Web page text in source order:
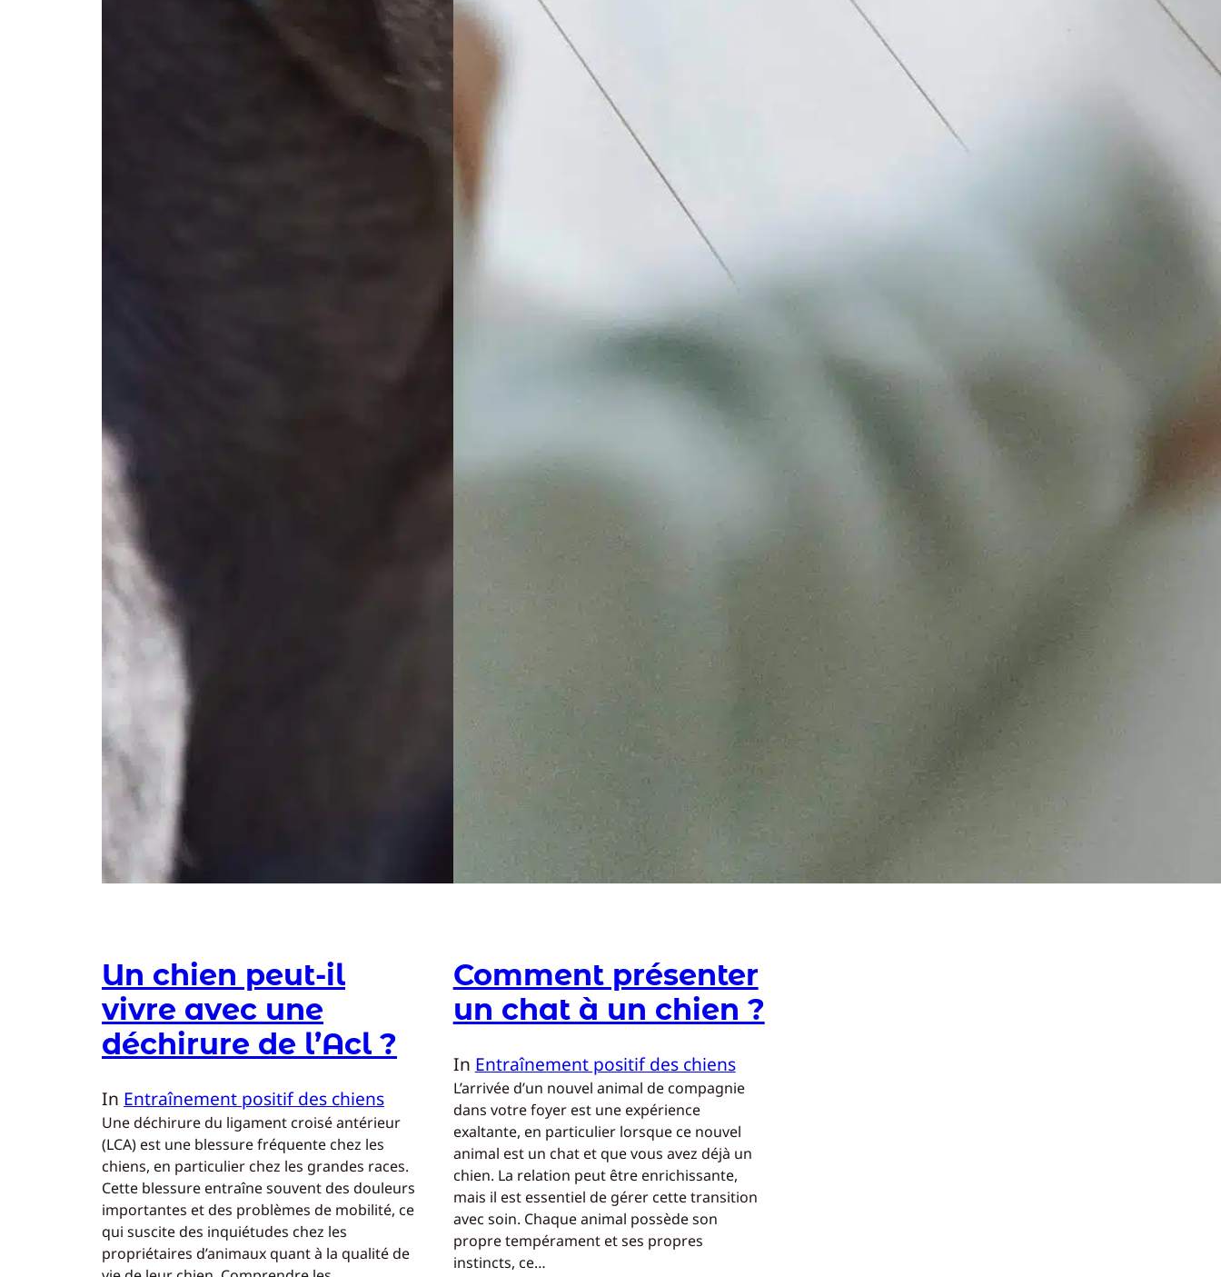
Un chien peut-il
vivre avec une
déchirure de l’Acl ?
In Entraînement positif des chiens
Une déchirure du ligament croisé antérieur
(LCA) est une blessure fréquente chez les
chiens, en particulier chez les grandes races.
Cette blessure entraîne souvent des douleurs
importantes et des problèmes de mobilité, ce
qui suscite des inquiétudes chez les
propriétaires d’animaux quant à la qualité de
Comment présenter
un chat à un chien ?
In Entraînement positif des chiens
L’arrivée d’un nouvel animal de compagnie
dans votre foyer est une expérience
exaltante, en particulier lorsque ce nouvel
animal est un chat et que vous avez déjà un
chien. La relation peut être enrichissante,
mais il est essentiel de gérer cette transition
avec soin. Chaque animal possède son
propre tempérament et ses propres
instincts, ce…